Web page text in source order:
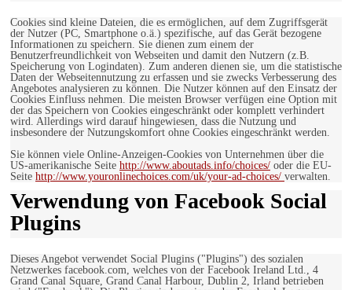
Cookies sind kleine Dateien, die es ermöglichen, auf dem Zugriffsgerät
der Nutzer (PC, Smartphone o.ä.) spezifische, auf das Gerät bezogene
Informationen zu speichern. Sie dienen zum einem der
Benutzerfreundlichkeit von Webseiten und damit den Nutzern (z.B.
Speicherung von Logindaten). Zum anderen dienen sie, um die statistische
Daten der Webseitennutzung zu erfassen und sie zwecks Verbesserung des
Angebotes analysieren zu können. Die Nutzer können auf den Einsatz der
Cookies Einfluss nehmen. Die meisten Browser verfügen eine Option mit
der das Speichern von Cookies eingeschränkt oder komplett verhindert
wird. Allerdings wird darauf hingewiesen, dass die Nutzung und
insbesondere der Nutzungskomfort ohne Cookies eingeschränkt werden.
Sie können viele Online-Anzeigen-Cookies von Unternehmen über die
US-amerikanische Seite http://www.aboutads.info/choices/ oder die EU-
Seite http://www.youronlinechoices.com/uk/your-ad-choices/ verwalten.
Verwendung von Facebook Social
Plugins
Dieses Angebot verwendet Social Plugins ("Plugins") des sozialen
Netzwerkes facebook.com, welches von der Facebook Ireland Ltd., 4
Grand Canal Square, Grand Canal Harbour, Dublin 2, Irland betrieben